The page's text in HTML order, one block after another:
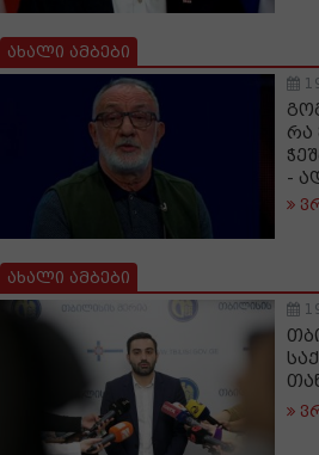
ახალი ამბები
რა
-
ახალი ამბები